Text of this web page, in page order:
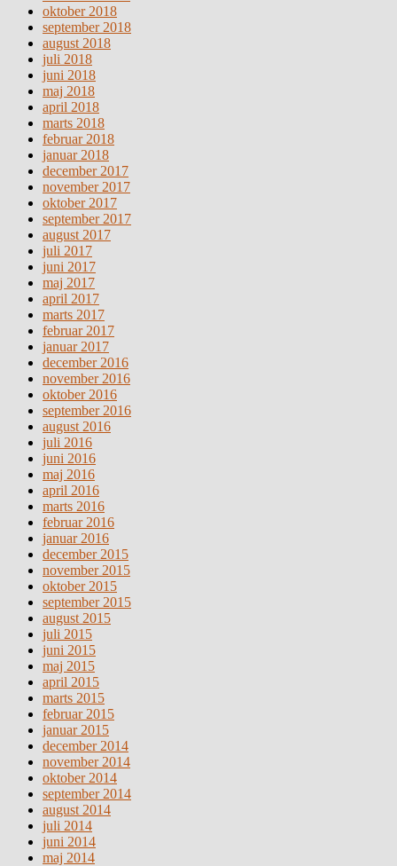
oktober 2018
september 2018
august 2018
juli 2018
juni 2018
maj 2018
april 2018
marts 2018
februar 2018
januar 2018
december 2017
november 2017
oktober 2017
september 2017
august 2017
juli 2017
juni 2017
maj 2017
april 2017
marts 2017
februar 2017
januar 2017
december 2016
november 2016
oktober 2016
september 2016
august 2016
juli 2016
juni 2016
maj 2016
april 2016
marts 2016
februar 2016
januar 2016
december 2015
november 2015
oktober 2015
september 2015
august 2015
juli 2015
juni 2015
maj 2015
april 2015
marts 2015
februar 2015
januar 2015
december 2014
november 2014
oktober 2014
september 2014
august 2014
juli 2014
juni 2014
maj 2014